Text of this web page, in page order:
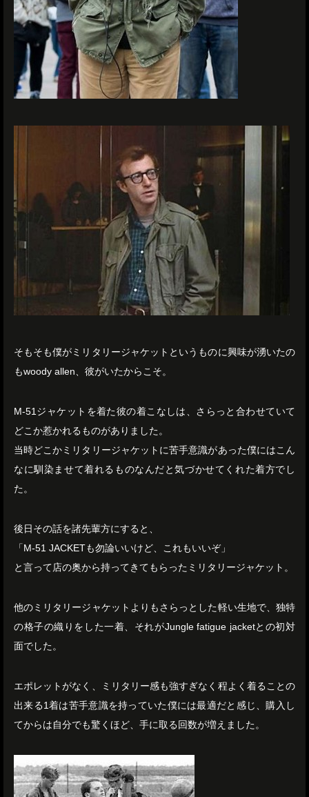
そもそも僕がミリタリージャケットというものに興味が湧いたの
もwoody allen、彼がいたからこそ。
M-51ジャケットを着た彼の着こなしは、さらっと合わせていて
どこか惹かれるものがありました。
当時どこかミリタリージャケットに苦手意識があった僕にはこん
なに馴染ませて着れるものなんだと気づかせてくれた着方でし
た。
後日その話を諸先輩方にすると、
「M-51 JACKETも勿論いいけど、これもいいぞ」
と言って店の奥から持ってきてもらったミリタリージャケット。
他のミリタリージャケットよりもさらっとした軽い生地で、独特
の格子の織りをした一着、それがJungle fatigue jacketとの初対
面でした。
エポレットがなく、ミリタリー感も強すぎなく程よく着ることの
出来る1着は苦手意識を持っていた僕には最適だと感じ、購入し
てからは自分でも驚くほど、手に取る回数が増えました。